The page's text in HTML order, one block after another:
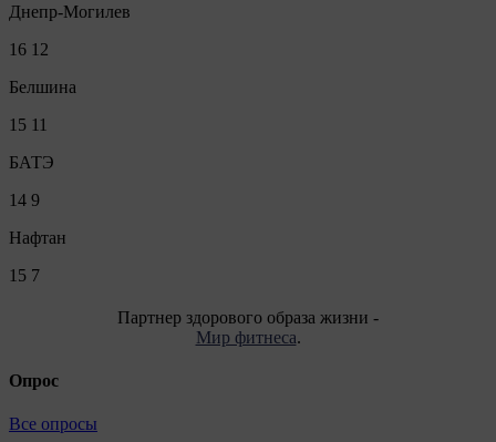
Днепр-Могилев
16 12
Белшина
15 11
БАТЭ
14 9
Нафтан
15 7
Партнер здорового образа жизни -
Мир фитнеса.
Опрос
Все опросы